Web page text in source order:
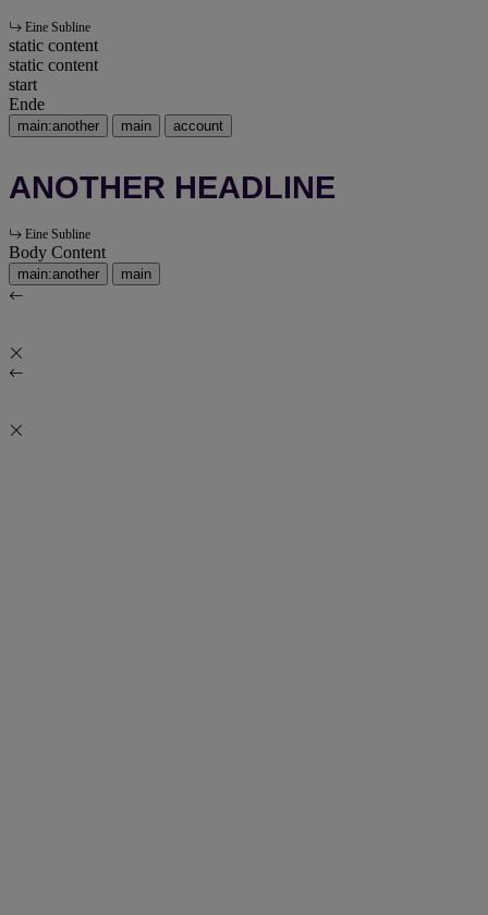
Eine Subline
static content
static content
start
Ende
main:another main account
ANOTHER HEADLINE
Eine Subline
Body Content
main:another main